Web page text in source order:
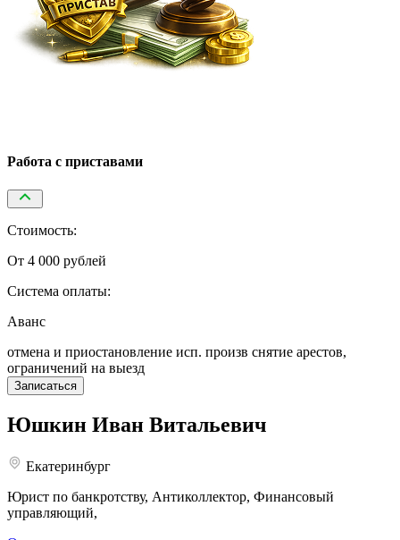
Работа с приставами
Стоимость:
От 4 000 рублей
Система оплаты:
Аванс
отмена и приостановление исп. произв снятие арестов,
ограничений на выезд
Записаться
Юшкин Иван Витальевич
Екатеринбург
Юрист по банкротству, Антиколлектор, Финансовый
управляющий,